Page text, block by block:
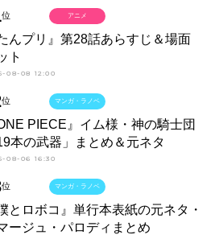
位
たんプリ』第28話あらすじ＆場面
ト
08-08 12:00
アニメ
位
ONE PIECE』イム様・神の騎士団
本の武器」まとめ＆元ネタ
08-06 16:30
マンガ・ラノベ
位
とロボコ』単行本表紙の元ネタ・
ージュ・パロディまとめ
マンガ・ラノベ